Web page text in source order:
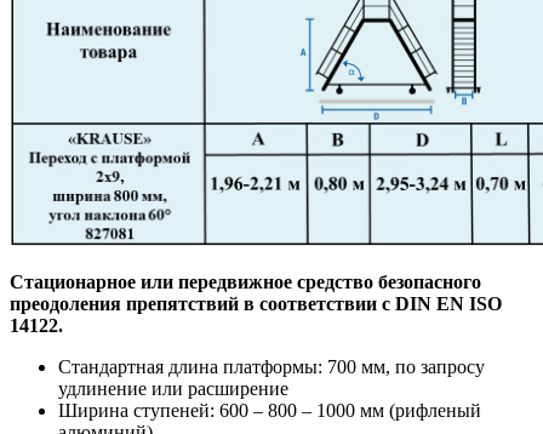
Стационарное или передвижное средство безопасного
преодоления препятствий в соответствии с DIN EN ISO
14122.
Стандартная длина платформы: 700 мм, по запросу
удлинение или расширение
Ширина ступеней: 600 – 800 – 1000 мм (рифленый